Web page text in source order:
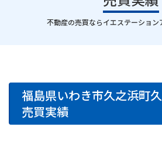
｜
不動産の売買ならイエステーション
福島県いわき市久之浜町
売買実績